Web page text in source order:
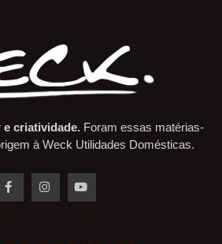
e criatividade. Foram essas matérias-
à Weck Utilidades Domésticas.